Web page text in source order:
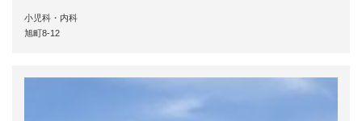
小児科・内科
旭町8-12